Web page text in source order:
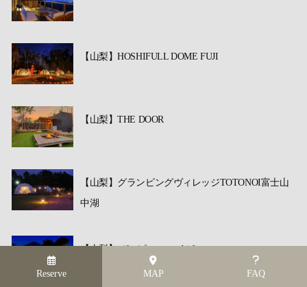
【山梨】HOSHIFULL DOME FUJI
【山梨】THE DOOR
【山梨】グランピングヴィレッジTOTONOI富士山
中湖
【山梨】piilo-ピーロ- asobi＆stay
Reserve MAP FAQ